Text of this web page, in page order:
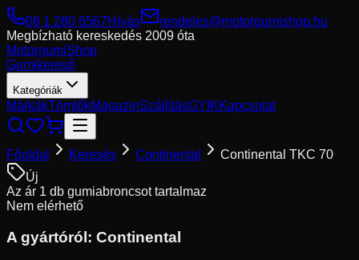
06 1 280 6567Hívás
rendeles@motorgumishop.hu
Megbízható kereskedés 2009 óta
MotorgumiShop
Gumikereső
Kategóriák
MárkákTömlőkMagazinSzállításGYIKKapcsolat
Főoldal Keresés Continental
Continental TKC 70
Új
Az ár 1 db gumiabroncsot tartalmaz
Nem elérhető
A gyártóról: Continental